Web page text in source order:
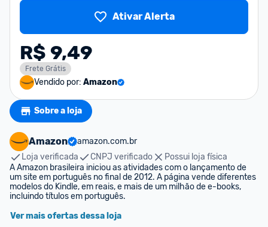
Ativar Alerta
R$ 9,49
Frete Grátis
Vendido por: Amazon
Sobre a loja
Amazon
amazon.com.br
Loja verificada
CNPJ verificado
Possui loja física
A Amazon brasileira iniciou as atividades com o lançamento de
um site em português no final de 2012. A página vende diferentes
modelos do Kindle, em reais, e mais de um milhão de e-books,
incluindo títulos em português.
Ver mais ofertas dessa loja